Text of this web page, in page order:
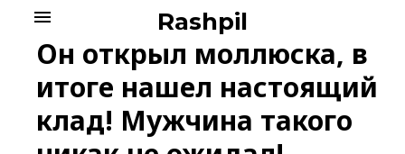
content
Rashpil
menu
Он открыл моллюска, в
итоге нашел настоящий
клад! Мужчина такого